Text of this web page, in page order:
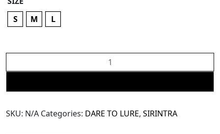
S
M L
Dare
Lure:
3D
SKU: N/A Categories: DARE TO LURE, SIRINTRA